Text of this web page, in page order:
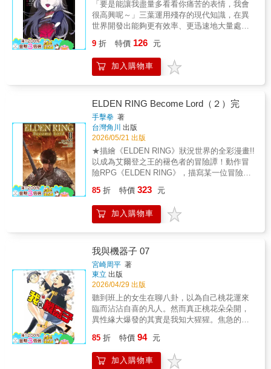
「要是能讓我盡量多看看你痛苦的表情，我會
很高興呢～」三葉運用殘存的現代知識，在異
世界開發出能夠更有效率、更迅速地大量處決
其體內三個靈魂的瘋狂與憎恨進一步彼此交
融，為了追求一個「不無聊的世界」而持續一
路狂奔。再加上米莉安妮的陰謀，與鄰國普魯
殺三葉，然而詛咒凌駕於他那膚淺的計畫之
上，邪惡的反噬降臨──!!本書特色與眾不同的
異世界蹂躪故事！這個世界，為我而轉動。少
女純潔的「詛咒」蹂躪異世界!!!
9 折 特價 126 元
加入購物車
ELDEN RING Become Lord（２）完
手擊拳 著
台灣角川 出版
2026/05/21 出版
★描繪《ELDEN RING》狀況世界的全彩漫畫!!
以成為艾爾登之王的褪色者的冒險譚！動作冒
險RPG《ELDEN RING》，描寫某一位冒險者
褪色者，為了成為艾爾登之王而踏上的旅程邁
向終結──©KADOKAWA QINGYU (Shanghai)
Culture & Creation Co., Ltd. 2026©Bandai
85 折 特價 323 元
加入購物車
我與機器子 07
宮崎周平 著
東立 出版
2026/04/29 出版
聽到班上的女生在聊八卦，以為自己桃花運來
臨而沾沾自喜的凡人。然而真正桃花朵朵開，
異性緣大爆發的其實是我知大猩猩。焦急的凡
是！？我與機器子，愉快的錯誤服侍女僕物語
第７集！
85 折 特價 94 元
加入購物車